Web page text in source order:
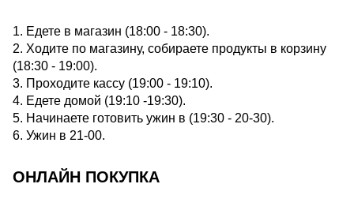
1. Едете в магазин (18:00 - 18:30).
2. Ходите по магазину, собираете продукты в корзину
(18:30 - 19:00).
3. Проходите кассу (19:00 - 19:10).
4. Едете домой (19:10 -19:30).
5. Начинаете готовить ужин в (19:30 - 20-30).
6. Ужин в 21-00.
ОНЛАЙН ПОКУПКА